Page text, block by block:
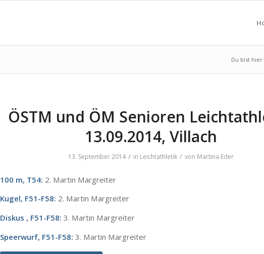
Du bist hier:
ÖSTM und ÖM Senioren
13.09.2014, Villach
13. September 2014 / in Leichtathletik / von Martina Eder
100 m, T54: 2. Martin Margreiter
Kugel, F51-F58: 2. Martin Margreiter
Diskus , F51-F58: 3. Martin Margreiter
Speerwurf, F51-F58: 3. Martin Margreiter